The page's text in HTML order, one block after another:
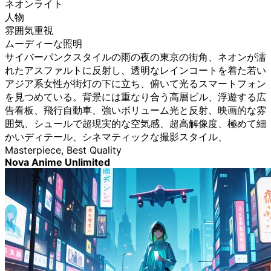
ネオンライト
人物
雰囲気重視
ムーディーな照明
サイバーパンクスタイルの雨の夜の東京の街角、ネオンが濡
れたアスファルトに反射し、透明なレインコートを着た若い
アジア系女性が街灯の下に立ち、俯いて光るスマートフォン
を見つめている。背景には重なり合う高層ビル、浮遊する広
告看板、飛行自動車、強いボリューム光と反射、映画的な雰
囲気、シュールで超現実的な空気感、超高解像度、極めて細
かいディテール、シネマティックな撮影スタイル、
Masterpiece, Best Quality
Nova Anime Unlimited